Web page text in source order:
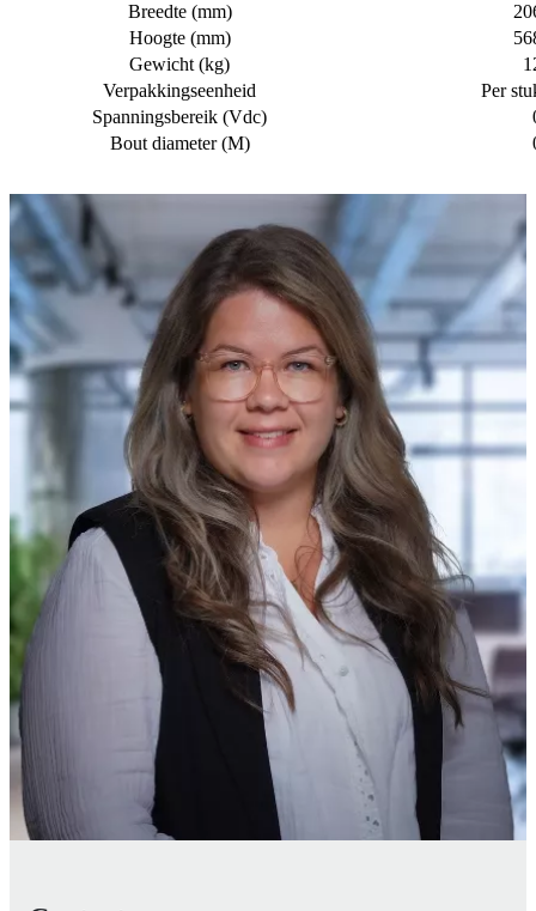
Breedte (mm)
Hoogte (mm)
Gewicht (kg)
Verpakkingseenheid
Per
Spanningsbereik (Vdc)
Bout diameter (M)